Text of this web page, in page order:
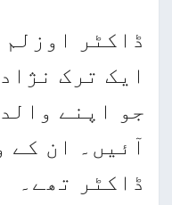
ڈاکٹر
ایک ترک
جو اپنے
آئیں۔ ان کے
ڈاکٹر تھے۔